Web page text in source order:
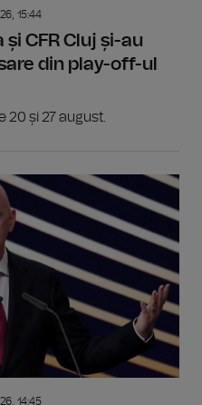
15:44
CFR Cluj și-au
din play-off-ul
20 și 27 august.
14:45